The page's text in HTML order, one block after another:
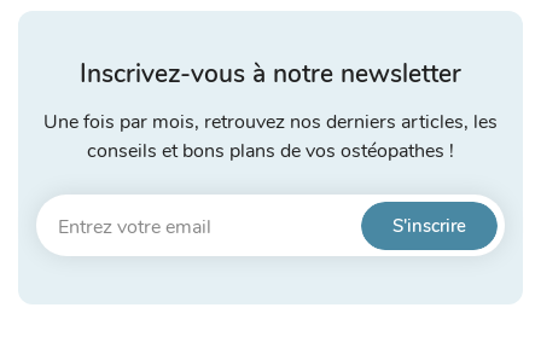
Inscrivez-vous à notre newsletter
Une fois par mois, retrouvez nos derniers articles, les
conseils et bons plans de vos ostéopathes !